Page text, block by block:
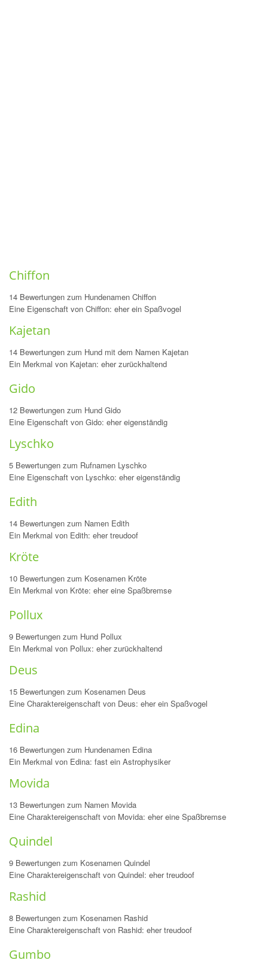
Chiffon
14 Bewertungen zum Hundenamen Chiffon
Eine Eigenschaft von Chiffon: eher ein Spaßvogel
Kajetan
14 Bewertungen zum Hund mit dem Namen Kajetan
Ein Merkmal von Kajetan: eher zurückhaltend
Gido
12 Bewertungen zum Hund Gido
Eine Eigenschaft von Gido: eher eigenständig
Lyschko
5 Bewertungen zum Rufnamen Lyschko
Eine Eigenschaft von Lyschko: eher eigenständig
Edith
14 Bewertungen zum Namen Edith
Ein Merkmal von Edith: eher treudoof
Kröte
10 Bewertungen zum Kosenamen Kröte
Ein Merkmal von Kröte: eher eine Spaßbremse
Pollux
9 Bewertungen zum Hund Pollux
Ein Merkmal von Pollux: eher zurückhaltend
Deus
15 Bewertungen zum Kosenamen Deus
Eine Charaktereigenschaft von Deus: eher ein Spaßvogel
Edina
16 Bewertungen zum Hundenamen Edina
Ein Merkmal von Edina: fast ein Astrophysiker
Movida
13 Bewertungen zum Namen Movida
Eine Charaktereigenschaft von Movida: eher eine Spaßbremse
Quindel
9 Bewertungen zum Kosenamen Quindel
Eine Charaktereigenschaft von Quindel: eher treudoof
Rashid
8 Bewertungen zum Kosenamen Rashid
Eine Charaktereigenschaft von Rashid: eher treudoof
Gumbo